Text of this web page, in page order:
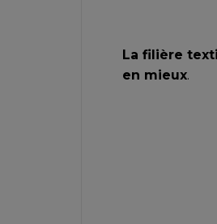
La filière
en mieux.